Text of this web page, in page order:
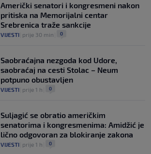
Američki senatori i kongresmeni nakon
pritiska na Memorijalni centar
Srebrenica traže sankcije
VIJESTI prije 30 min 0
Saobraćajna nezgoda kod Udore,
saobraćaj na cesti Stolac – Neum
potpuno obustavljen
VIJESTI prije 1 h 0
Suljagić se obratio američkim
senatorima i kongresmenima: Amidžić je
lično odgovoran za blokiranje zakona
VIJESTI prije 1 h 0